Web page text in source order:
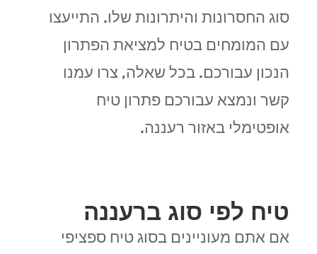
סוג החסרונות והיתרונות שלו. התייעצו
עם המומחים בטיח למציאת הפתרון
הנכון עבורכם. בכל שאלה, צרו עמנו
קשר ונמצא עבורכם פתרון טיח
אופטימלי באזור רעננה.
טיח לפי סוג ברעננה
אם אתם מעוניינים בסוג טיח ספציפי